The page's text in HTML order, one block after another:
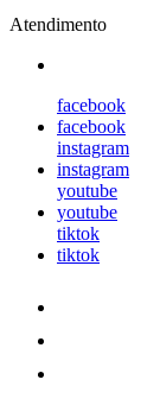
Atendimento
facebook
facebook
instagram
instagram
youtube
youtube
tiktok
tiktok